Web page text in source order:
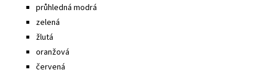
průhledná modrá
zelená
žlutá
oranžová
červená